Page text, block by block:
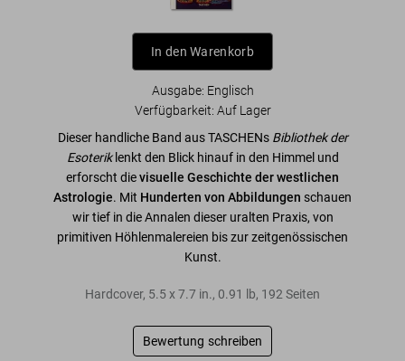
In den Warenkorb
Ausgabe: Englisch
Verfügbarkeit: Auf Lager
Dieser handliche Band aus TASCHENs Bibliothek der
Esoteriklenkt den Blick hinauf in den Himmel und
erforscht dievisuelle Geschichte der westlichen
Astrologie. Mit Hunderten von Abbildungen schauen
wir tief in die Annalen dieser uralten Praxis, von
primitiven Höhlenmalereien bis zur zeitgenössischen
Kunst.
Hardcover, 5.5x7.7 in., 0.91 lb, 192 Seiten
Bewertung schreiben